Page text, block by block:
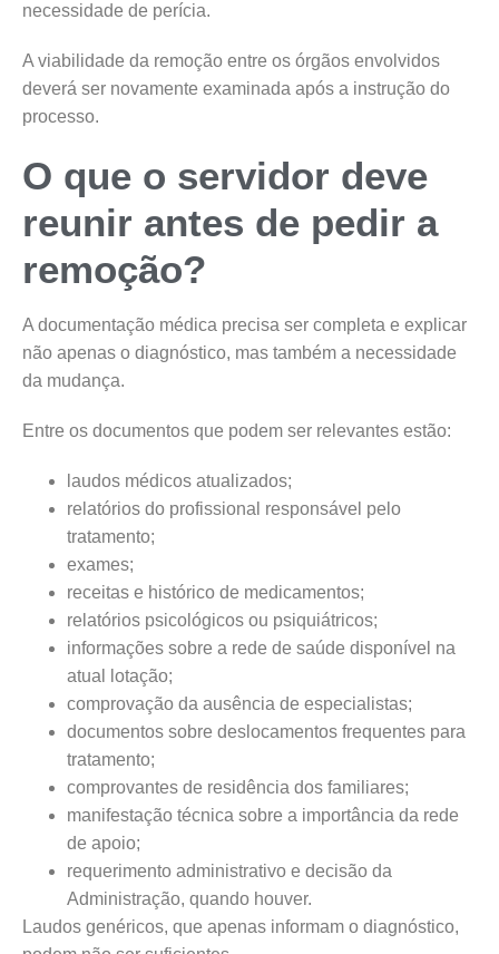
necessidade de perícia.
A viabilidade da remoção entre os órgãos envolvidos
deverá ser novamente examinada após a instrução do
processo.
O que o servidor deve
reunir antes de pedir a
remoção?
A documentação médica precisa ser completa e explicar
não apenas o diagnóstico, mas também a necessidade
da mudança.
Entre os documentos que podem ser relevantes estão:
laudos médicos atualizados;
relatórios do profissional responsável pelo
tratamento;
exames;
receitas e histórico de medicamentos;
relatórios psicológicos ou psiquiátricos;
informações sobre a rede de saúde disponível na
atual lotação;
comprovação da ausência de especialistas;
documentos sobre deslocamentos frequentes para
tratamento;
comprovantes de residência dos familiares;
manifestação técnica sobre a importância da rede
de apoio;
requerimento administrativo e decisão da
Administração, quando houver.
Laudos genéricos, que apenas informam o diagnóstico,